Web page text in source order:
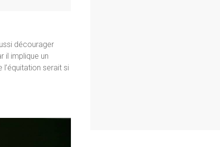
décourager
il implique un
serait si